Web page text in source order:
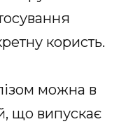
користь.
можна в
що випускає